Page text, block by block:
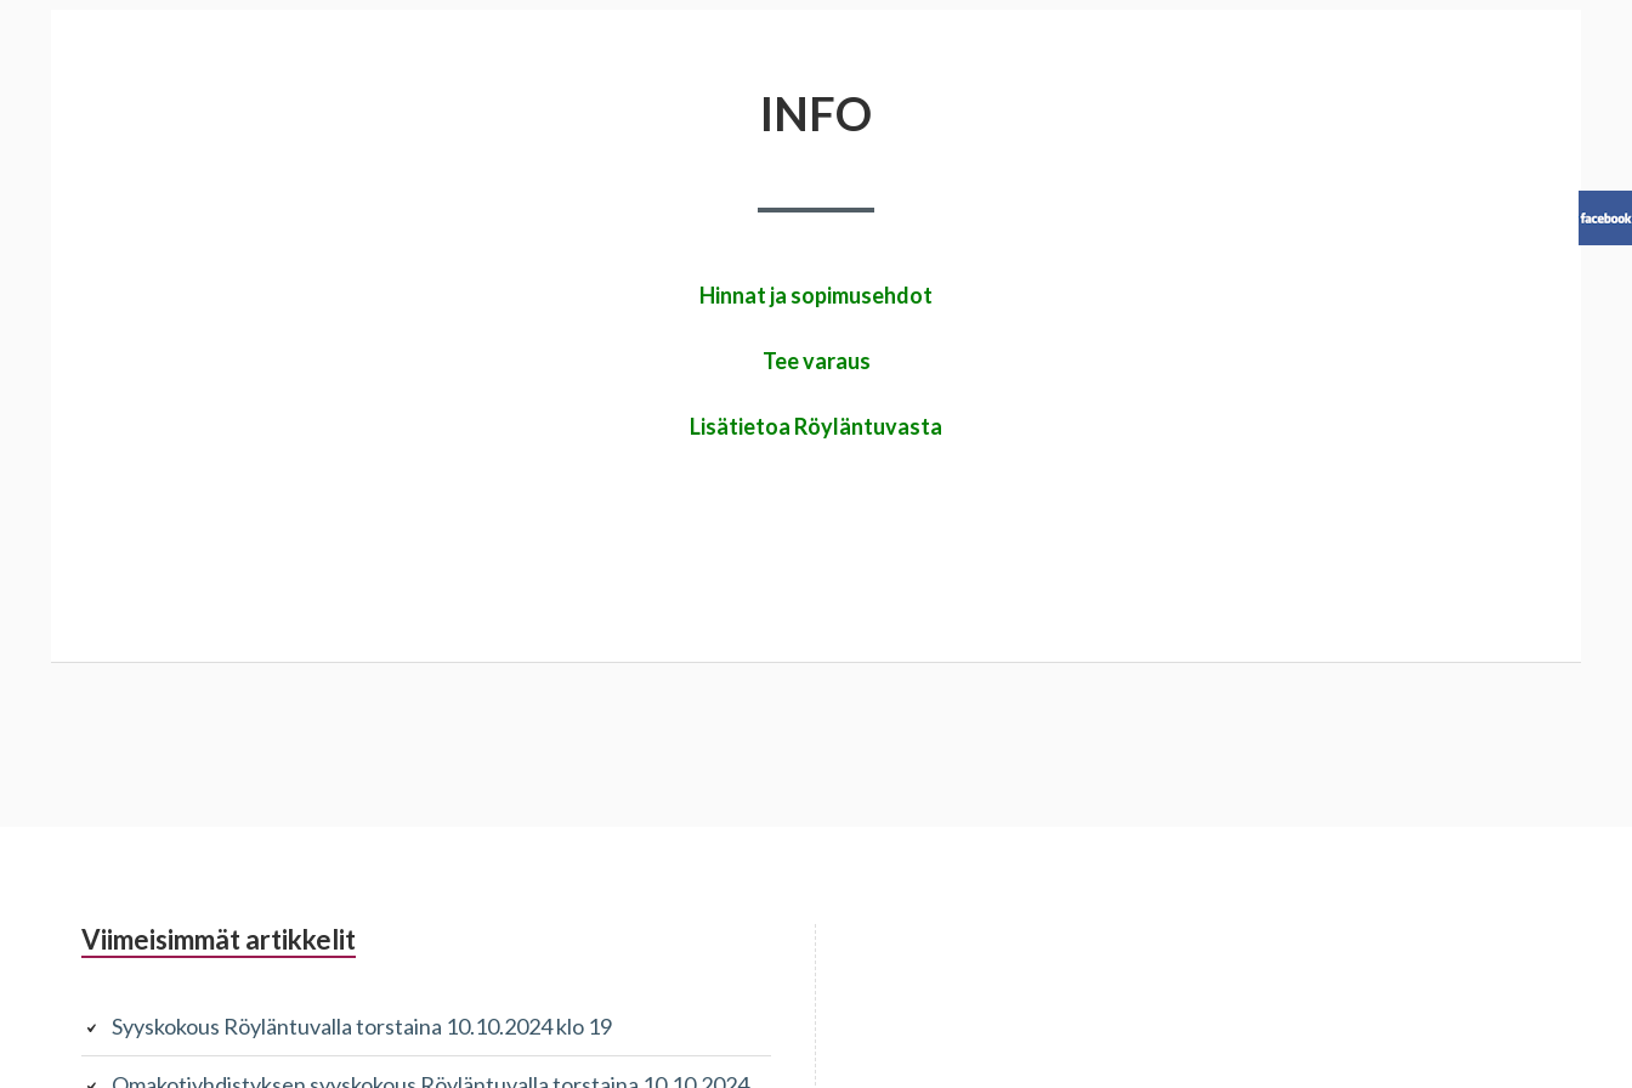
INFO
Hinnat ja sopimusehdot
Tee varaus
Lisätietoa Röyläntuvasta
Alapalkin
Viimeisimmät artikkelit
Syyskokous Röyläntuvalla torstaina 10.10.2024 klo 19